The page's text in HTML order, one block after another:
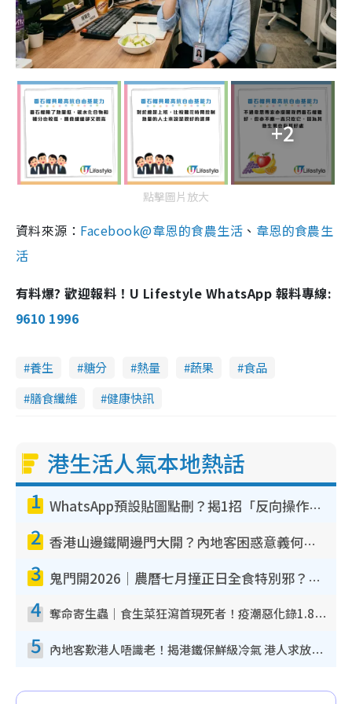
+2
點擊圖片放大
資料來源： Facebook@韋恩的食農生活 、 韋恩的食農生
活
有料爆? 歡迎報料！U Lifestyle WhatsApp 報料專線:
9610 1996
養生 糖分 熱量 蔬果
食品
膳食纖維
健康快訊
港生活人氣本地熱話
1 WhatsApp預設貼圖點刪？揭1招「反向操作」還原簡潔介面 附3步實測教學
2 香港山邊鐵閘邊門大開？內地客困惑意義何在！網民神回覆：呢種叫法理性防禦
3 鬼門開2026｜農曆七月撞正日全食特別邪？專家警告切忌做一事！揭4大禁忌+2招保平安
4 奪命寄生蟲｜食生菜狂瀉首現死者！疫潮惡化錄1.8萬宗病例 揭洗菜3大謬誤
5 內地客歎港人唔識老！揭港鐵保鮮級冷氣 港人求放過：咪投訴